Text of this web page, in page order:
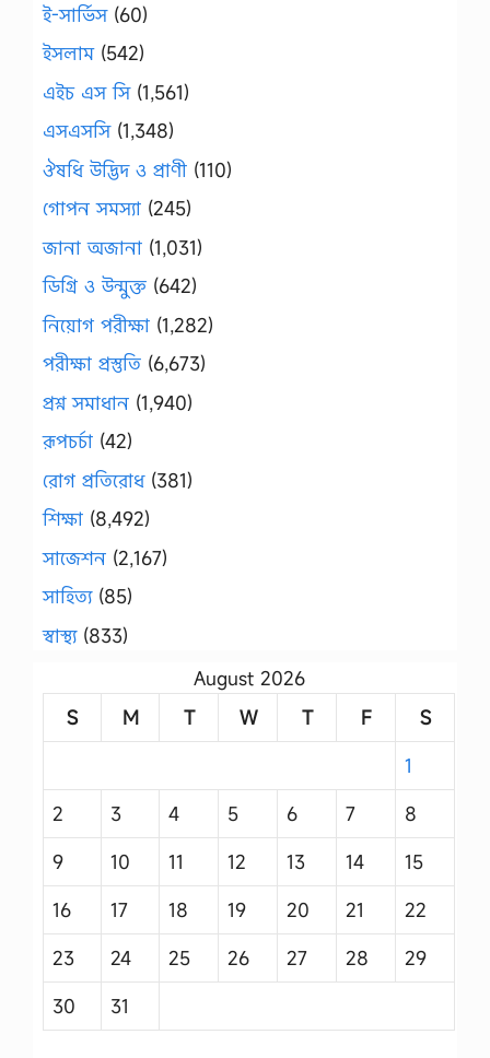
ই-সার্ভিস(60)
ইসলাম(542)
এইচ এস সি(1,561)
এসএসসি(1,348)
ঔষধি উদ্ভিদ ও প্রাণী (110)
গোপন সমস্যা (245)
জানা অজানা (1,031)
ডিগ্রি ও উন্মুক্ত (642)
নিয়োগ পরীক্ষা (1,282)
পরীক্ষা প্রস্তুতি (6,673)
প্রশ্ন সমাধান (1,940)
রূপচর্চা (42)
রোগ প্রতিরোধ(381)
শিক্ষা (8,492)
সাজেশন (2,167)
সাহিত্য(85)
স্বাস্থ্য(833)
August 2026
S
M T W T F
S
1
2
3 4 5 6 7
8
9
10 11 12 13 14
15
16
17 18 19 20 21
22
23
24 25 26 27 28
29
30
31